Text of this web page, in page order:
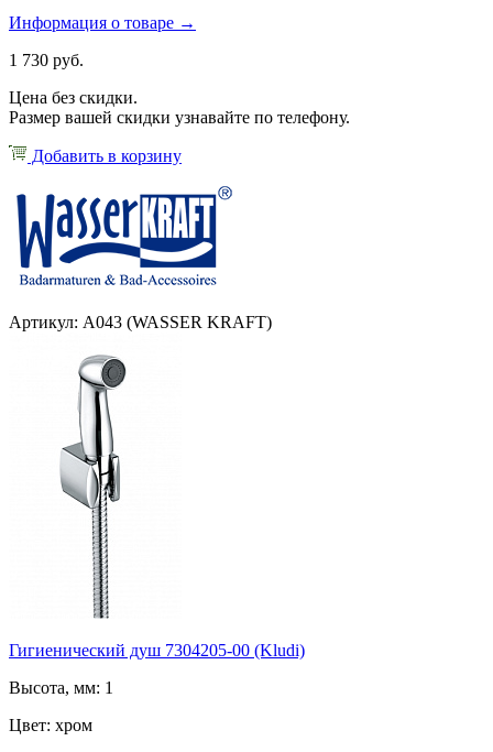
Информация о товаре →
1 730 руб.
Цена без скидки.
Размер вашей скидки узнавайте по телефону.
Добавить в корзину
Артикул: А043 (WASSER KRAFT)
Гигиенический душ 7304205-00 (Kludi)
Высота, мм: 1
Цвет: хром